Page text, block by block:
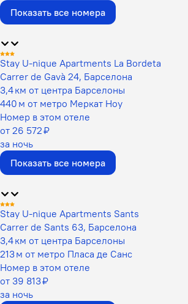
Показать все номера
Stay U-nique Apartments La Bordeta
Carrer de Gavà 24, Барселона
3,4 км от центра Барселоны
440 м от метро Меркат Ноу
Номер в этом отеле
от 26 572 ₽
за ночь
Показать все номера
Stay U-nique Apartments Sants
Carrer de Sants 63, Барселона
3,4 км от центра Барселоны
213 м от метро Пласа де Санс
Номер в этом отеле
от 39 813 ₽
за ночь